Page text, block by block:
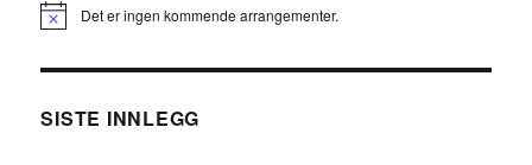
M
a
Det er ingen kommende arrangementer.
SISTE INNLEGG